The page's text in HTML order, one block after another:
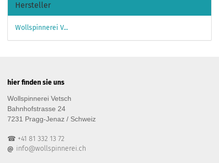
Hersteller
Wollspinnerei V...
hier finden sie uns
Wollspinnerei Vetsch
Bahnhofstrasse 24
7231 Pragg-Jenaz / Schweiz
☎ +41 81 332 13 72
@ info@wollspinnerei.ch